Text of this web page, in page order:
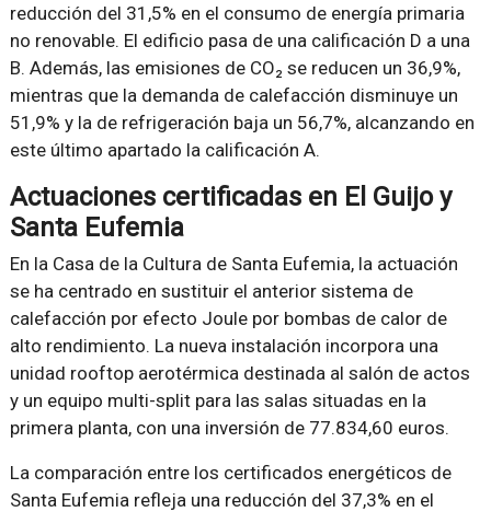
reducción del 31,5% en el consumo de energía primaria
no renovable. El edificio pasa de una calificación D a una
B. Además, las emisiones de CO₂ se reducen un 36,9%,
mientras que la demanda de calefacción disminuye un
51,9% y la de refrigeración baja un 56,7%, alcanzando en
este último apartado la calificación A.
Actuaciones certificadas en El Guijo y
Santa Eufemia
En la Casa de la Cultura de Santa Eufemia, la actuación
se ha centrado en sustituir el anterior sistema de
calefacción por efecto Joule por bombas de calor de
alto rendimiento. La nueva instalación incorpora una
unidad rooftop aerotérmica destinada al salón de actos
y un equipo multi-split para las salas situadas en la
primera planta, con una inversión de 77.834,60 euros.
La comparación entre los certificados energéticos de
Santa Eufemia refleja una reducción del 37,3% en el